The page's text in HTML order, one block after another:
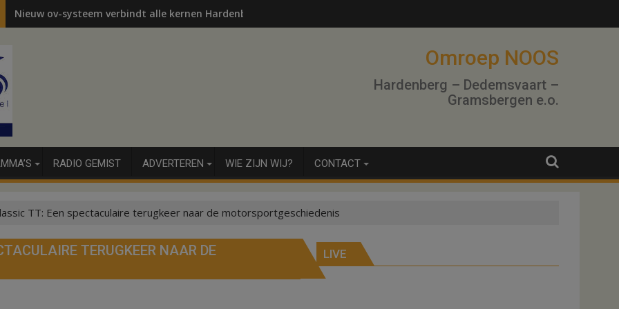
Nieuw ov-systeem verbindt alle kernen Hardenberg
Omroep NOOS
Hardenberg – Dedemsvaart –
Gramsbergen e.o.
RADIO GEMIST ADVERTEREN WIE ZIJN WIJ? CONTACT
TT: Een spectaculaire terugkeer naar de motorsportgeschiedenis
TERUGKEER NAAR DE
LIVE